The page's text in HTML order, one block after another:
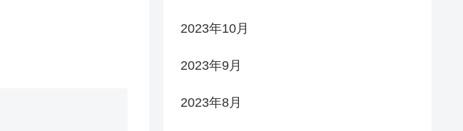
2023年10月
2023年9月
2023年8月